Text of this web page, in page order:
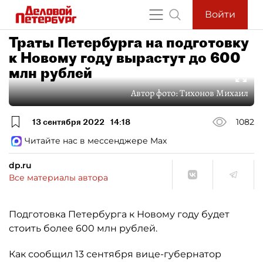
Войти
Траты Петербурга на подготовку
к Новому году вырастут до 600
млн рублей
Автор фото:Тихонов Михаил
13 сентября 2022 14:18
1082
Читайте нас в мессенджере Max
dp.ru
Все материалы автора
Подготовка Петербурга к Новому году будет
стоить более 600 млн рублей.
Как сообщил 13 сентября вице-губернатор